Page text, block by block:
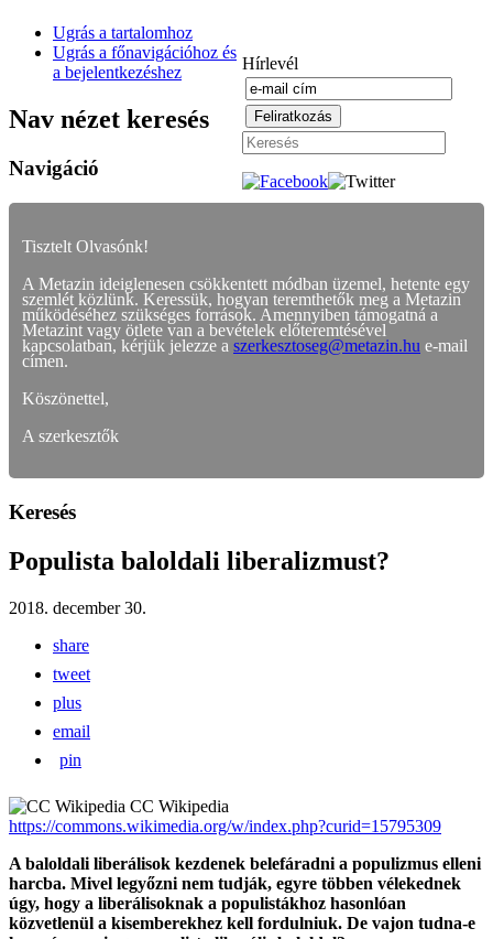
Hírlevél
Ugrás a tartalomhoz
Ugrás a főnavigációhoz és
a bejelentkezéshez
Nav nézet keresés
Navigáció
Tisztelt Olvasónk!
A Metazin ideiglenesen csökkentett módban üzemel, hetente egy
szemlét közlünk. Keressük, hogyan teremthetők meg a Metazin
működéséhez szükséges források. Amennyiben támogatná a
Metazint vagy ötlete van a bevételek előteremtésével
kapcsolatban, kérjük jelezze a szerkesztoseg@metazin.hu e-mail
címen.
Köszönettel,
A szerkesztők
Keresés
Populista baloldali liberalizmust?
2018. december 30.
share
tweet
plus
email
pin
CC Wikipedia
https://commons.wikimedia.org/w/index.php?curid=15795309
A baloldali liberálisok kezdenek belefáradni a populizmus elleni
harcba. Mivel legyőzni nem tudják, egyre többen vélekednek
úgy, hogy a liberálisoknak a populistákhoz hasonlóan
közvetlenül a kisemberekhez kell fordulniuk. De vajon tudna-e